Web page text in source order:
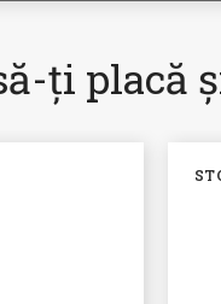
ți placă